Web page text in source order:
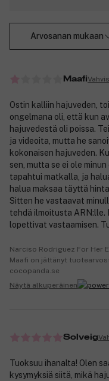
Arvosanan mukaan
Maafi
Ostin kalliin hajuveden,
ongelmana oli, että kun
hajuvedestä oli poissa.
ja videoita, mutta he
kokonaisen hajuveden.
sen, mutta se ei ole
tapahtui matkalla, ja
halua maksaa täyttä
Sitten he vastaavat
tehdä ilmoitusta ARN:lle.
lopettivat vastaamisen.
Narciso Rodriguez For Her
Maafi on jättänyt
cocopanda.se
Näytä alkuperäinen
Solveig
Tuoksuu ihanalta! Olen
kysymyksiä siitä, mikä